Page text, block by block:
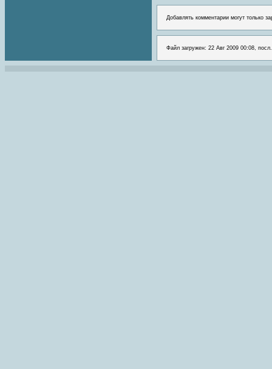
Добавлять комментарии могут только
Файл загружен: 22 Авг 2009 00:08,